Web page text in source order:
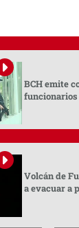
BCH emite
funcionarios
Volcán de
a evacuar a